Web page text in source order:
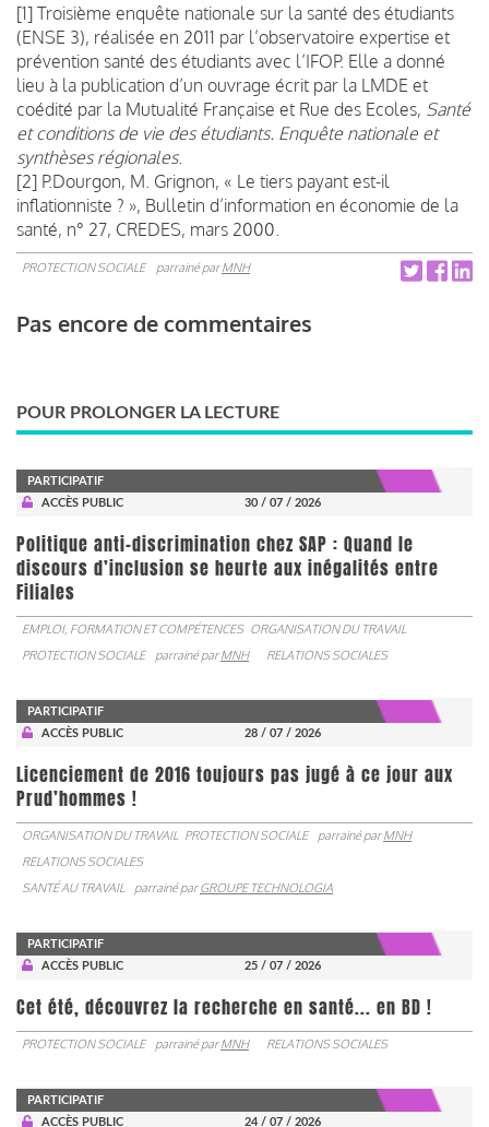
[1] Troisième enquête nationale sur la santé des étudiants
(ENSE 3), réalisée en 2011 par l’observatoire expertise et
prévention santé des étudiants avec l’IFOP. Elle a donné
lieu à la publication d’un ouvrage écrit par la LMDE et
coédité par la Mutualité Française et Rue des Ecoles, Santé
et conditions de vie des étudiants. Enquête nationale et
synthèses régionales.
[2] P.Dourgon, M. Grignon, « Le tiers payant est-il
inflationniste ? », Bulletin d’information en économie de la
santé, n° 27, CREDES, mars 2000.
PROTECTION SOCIALE parrainé parMNH
Pas encore de commentaires
POUR PROLONGER LA LECTURE
PARTICIPATIF
ACCÈS PUBLIC
30 / 07 / 2026
Politique anti-discrimination chez SAP : Quand le
discours d’inclusion se heurte aux inégalités entre
Filiales
EMPLOI, FORMATION ET COMPÉTENCES ORGANISATION DU TRAVAIL
PROTECTION SOCIALE
parrainé parMNH RELATIONS SOCIALES
PARTICIPATIF
ACCÈS PUBLIC
28 / 07 / 2026
Licenciement de 2016 toujours pas jugé à ce jour aux
Prud’hommes !
ORGANISATION DU TRAVAIL PROTECTION SOCIALE parrainé parMNH
RELATIONS SOCIALES
SANTÉ AU TRAVAIL
parrainé parGROUPE TECHNOLOGIA
PARTICIPATIF
ACCÈS PUBLIC
25 / 07 / 2026
Cet été, découvrez la recherche en santé... en BD !
PROTECTION SOCIALE parrainé parMNH RELATIONS SOCIALES
PARTICIPATIF
ACCÈS PUBLIC
24 / 07 / 2026